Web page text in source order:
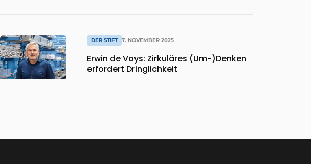
DER STIFT 7. NOVEMBER 2025
Erwin de Voys: Zirkuläres (Um-)Denken
erfordert Dringlichkeit